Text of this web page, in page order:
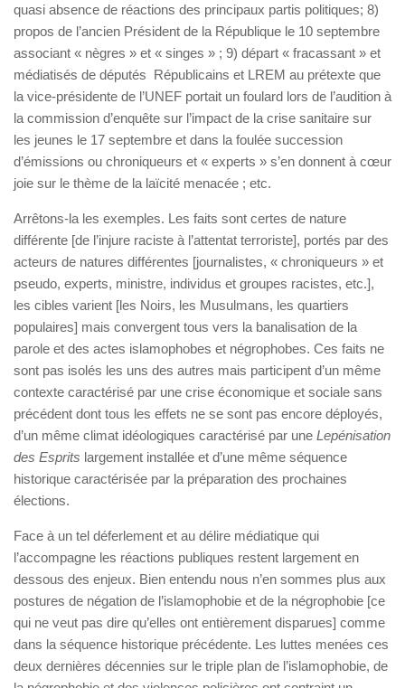
quasi absence de réactions des principaux partis politiques; 8)
propos de l’ancien Président de la République le 10 septembre
associant « nègres » et « singes » ; 9) départ « fracassant » et
médiatisés de députés Républicains et LREM au prétexte que
la vice-présidente de l’UNEF portait un foulard lors de l’audition à
la commission d’enquête sur l’impact de la crise sanitaire sur
les jeunes le 17 septembre et dans la foulée succession
d’émissions ou chroniqueurs et « experts » s’en donnent à cœur
joie sur le thème de la laïcité menacée ; etc.
Arrêtons-la les exemples. Les faits sont certes de nature
différente [de l’injure raciste à l’attentat terroriste], portés par des
acteurs de natures différentes [journalistes, « chroniqueurs » et
pseudo, experts, ministre, individus et groupes racistes, etc.],
les cibles varient [les Noirs, les Musulmans, les quartiers
populaires] mais convergent tous vers la banalisation de la
parole et des actes islamophobes et négrophobes. Ces faits ne
sont pas isolés les uns des autres mais participent d’un même
contexte caractérisé par une crise économique et sociale sans
précédent dont tous les effets ne se sont pas encore déployés,
d’un même climat idéologiques caractérisé par une Lepénisation
des Esprits largement installée et d’une même séquence
historique caractérisée par la préparation des prochaines
élections.
Face à un tel déferlement et au délire médiatique qui
l’accompagne les réactions publiques restent largement en
dessous des enjeux. Bien entendu nous n’en sommes plus aux
postures de négation de l’islamophobie et de la négrophobie [ce
qui ne veut pas dire qu’elles ont entièrement disparues] comme
dans la séquence historique précédente. Les luttes menées ces
deux dernières décennies sur le triple plan de l’islamophobie, de